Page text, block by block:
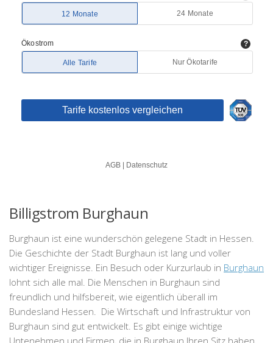
Billigstrom Burghaun
Burghaun ist eine wunderschön gelegene Stadt in Hessen.
Die Geschichte der Stadt Burghaun ist lang und voller
wichtiger Ereignisse. Ein Besuch oder Kurzurlaub in Burghaun
lohnt sich alle mal. Die Menschen in Burghaun sind
freundlich und hilfsbereit, wie eigentlich überall im
Bundesland Hessen. Die Wirtschaft und Infrastruktur von
Burghaun sind gut entwickelt. Es gibt einige wichtige
Untenehmen und Firmen, die in Burghaun Ihren Sitz haben.